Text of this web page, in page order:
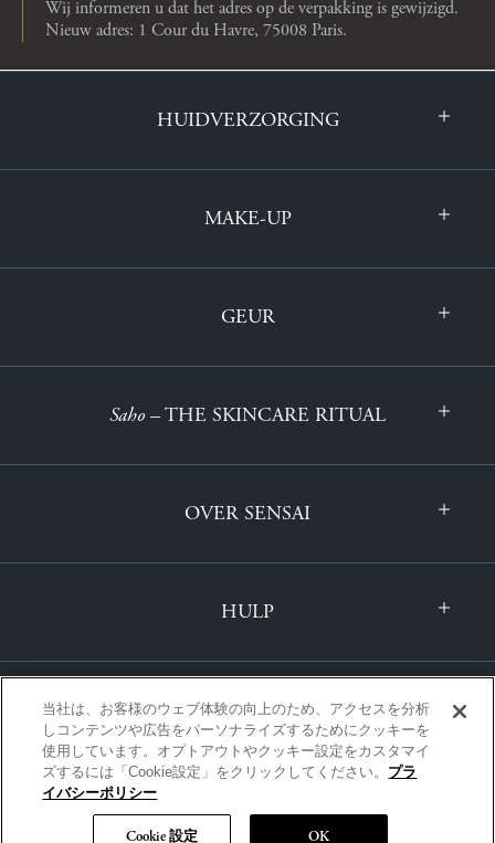
Wij informeren u dat het adres op de verpakking is gewijzigd.
Nieuw adres: 1 Cour du Havre, 75008 Paris.
HUIDVERZORGING
MAKE-UP
GEUR
Saho – THE SKINCARE RITUAL
OVER SENSAI
HULP
INTERNATIONAAL | NEDERLANDS
当社は、お客様のウェブ体験の向上のため、アクセスを分析
しコンテンツや広告をパーソナライズするためにクッキーを
使用しています。オプトアウトやクッキー設定をカスタマイ
ズするには「Cookie設定」をクリックしてください。 プラ
イバシーポリシー
Cookie 設定 OK